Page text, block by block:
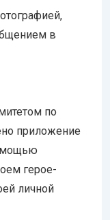
в
по
приложение
герое-
личной